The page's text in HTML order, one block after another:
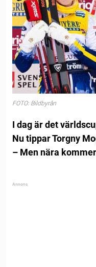
FOTO: Bildbyrån
I dag är det
Nu tippar Torgny
– Men nära